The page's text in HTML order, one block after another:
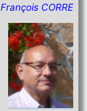
François CORRE